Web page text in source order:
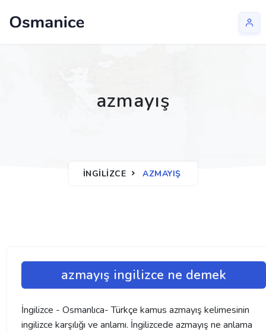
azmayış
İNGILIZCE AZMAYIŞ
azmayış ingilizce ne demek
İngilizce - Osmanlıca- Türkçe kamus azmayış kelimesinin
ingilizce karşılığı ve anlamı. İngilizcede azmayış ne anlama